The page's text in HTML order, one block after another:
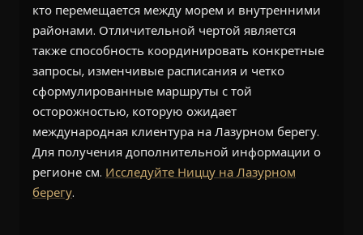
кто перемещается между морем и внутренними
районами. Отличительной чертой является
также способность координировать конкретные
запросы, изменчивые расписания и четко
сформулированные маршруты с той
осторожностью, которую ожидает
международная клиентура на Лазурном берегу.
Для получения дополнительной информации о
регионе см. Исследуйте Ниццу на Лазурном
берегу.